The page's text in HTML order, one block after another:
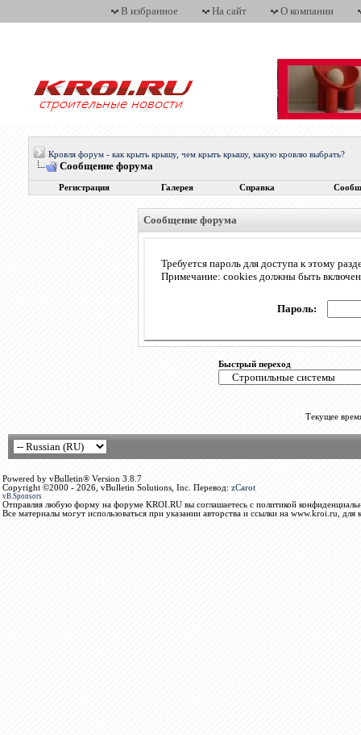
В избранное На сайт О компании
Кровля форум - как крыть крышу, чем крыть крышу, какую кровлю выбрать?
Сообщение форума
Регистрация Галерея Справка
Сообщение форума
Требуется пароль для доступа к этому
Примечание: cookies должны быть
Пароль:
Быстрый переход
Текущее
Powered by vBulletin® Version 3.8.7
Copyright ©2000 - 2026, vBulletin Solutions, Inc. Перевод: zCarot
vB.Sponsors
Отправляя любую форму на форуме KROI.RU вы соглашаетесь с политикой
Все материалы могут использоваться при указании авторства и ссылки на www.kroi.ru, для